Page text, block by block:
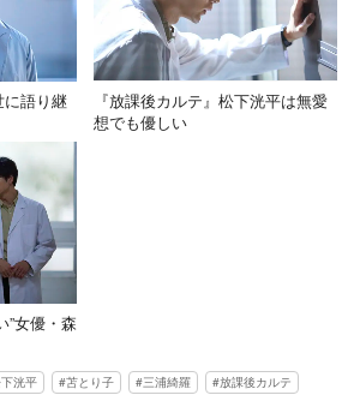
に語り継
『放課後カルテ』松下洸平は無愛
想でも優しい
”女優・森
洸平 苫とり子 三浦綺羅 放課後カルテ